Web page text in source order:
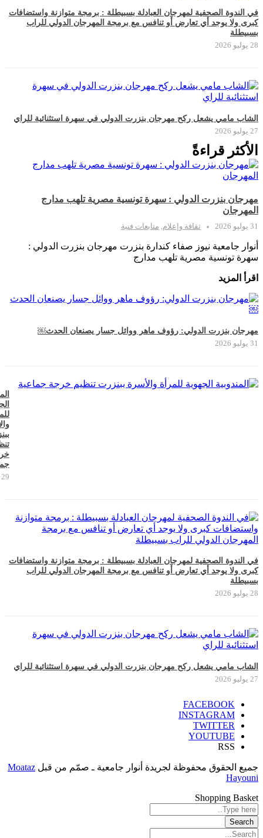
في الندوة الصحفية لمهرجان العبادلة بسبيطلة : برمجة متوازنة واستضافات
كبرى ولا يوجد أي تعارض أو تنافس مع برمجة المهرجان الدولي للراب
بسبيطلة
28 يوليو 2026
الشاب مامي يشعل ركح مهرجان بنزرت الدولي في سهرة استثنائية للراي
27 يوليو 2026
الأكثر قراءةً
مهرجان بنزرت الدولي : سهرة تونسية مصرية تلهب مدارج
المهرجان
31 يوليو 2026 ثقافة وإعلام, متابعات فنية
أنوار جامعية نيوز صفاء كندارة بنزرت مهرجان بنزرت الدولي :
سهرة تونسية مصرية تلهب مدارج
اقرأ المزيد
مهرجان بنزرت الدولي: رؤوف ماهر ووائل جسار يصنعان الحدث￼
31 يوليو 2026
29 يوليو 2026
في الندوة الصحفية لمهرجان العبادلة بسبيطلة : برمجة متوازنة واستضافات
كبرى ولا يوجد أي تعارض أو تنافس مع برمجة المهرجان الدولي للراب
بسبيطلة
28 يوليو 2026
الشاب مامي يشعل ركح مهرجان بنزرت الدولي في سهرة استثنائية للراي
27 يوليو 2026
FACEBOOK
INSTAGRAM
TWITTER
YOUTUBE
RSS
جميع الحقوق محفوظة لجريدة أنوار جامعية ـ صمّم من قبل Moataz
Hayouni
Shopping Basket